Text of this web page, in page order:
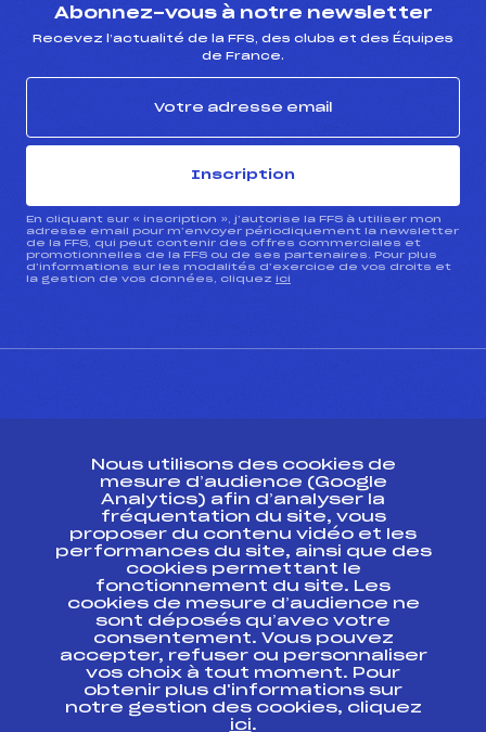
Abonnez-vous à notre newsletter
Recevez l’actualité de la FFS, des clubs et des Équipes
de France.
Inscription
En cliquant sur « inscription », j’autorise la FFS à utiliser mon
adresse email pour m’envoyer périodiquement la newsletter
de la FFS, qui peut contenir des offres commerciales et
promotionnelles de la FFS ou de ses partenaires. Pour plus
d’informations sur les modalités d’exercice de vos droits et
la gestion de vos données, cliquez ici
ESPACE PRESSE
Ressources
Pass’Neige
Projet sportif fédéral
Projet de performance fédéral
Antidopage
Pôle Développement, Formation, Suivi
Scientifique
Listes ministérielles
Pôle vie de l’athlète
Nous utilisons des cookies de
mesure d’audience (Google
Analytics) afin d’analyser la
fréquentation du site, vous
proposer du contenu vidéo et les
performances du site, ainsi que des
cookies permettant le
fonctionnement du site. Les
cookies de mesure d’audience ne
sont déposés qu’avec votre
consentement. Vous pouvez
accepter, refuser ou personnaliser
vos choix à tout moment. Pour
obtenir plus d'informations sur
notre gestion des cookies, cliquez
ici.